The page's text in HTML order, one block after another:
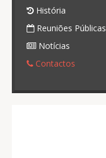
História
Reuniões Públicas
Notícias
Contactos